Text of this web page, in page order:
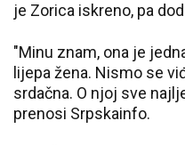
je Zorica iskreno, pa
"Minu znam, ona je
lijepa žena. Nismo se
srdačna. O njoj sve
prenosi Srpskainfo.